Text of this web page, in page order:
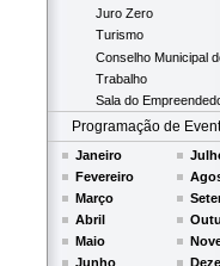
Juro Zero
Turismo
Conselho Municipal
Trabalho
Sala do
Programação de
Janeiro
Fevereiro
Março
Abril
Maio
Junho